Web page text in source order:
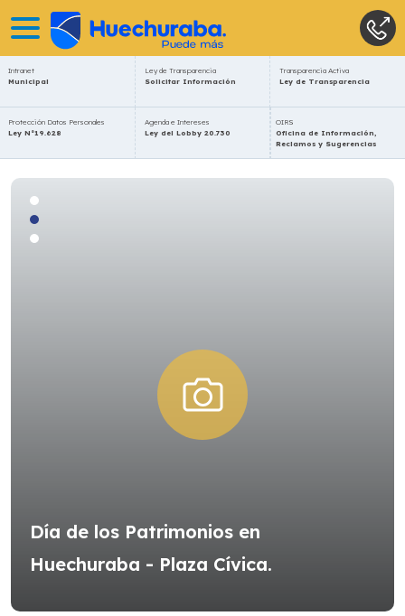
Intranet
Municipal
Ley de Transparencia
Solicitar Información
Transparencia Activa
Ley de Transparencia
Protección Datos Personales
Ley N°19.628
Agenda e Intereses
Ley del Lobby 20.730
OIRS
Oficina de Información,
Reclamos y Sugerencias
Día de los Patrimonios en
Huechuraba - Plaza Cívica.